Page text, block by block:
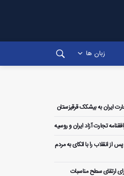
زبان ها
ایران به بیشکک قرقیزستان
تجارت آزاد ایران و روسیه
انقلاب را با اتکای به مردم
ارتقای سطح مناسبات